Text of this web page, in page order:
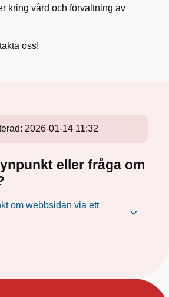
kring vård och förvaltning av
oss!
2026-01-14 11:32
eller fråga om
om webbsidan via ett